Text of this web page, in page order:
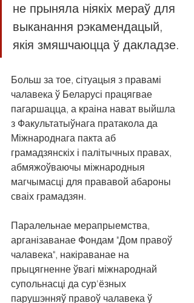
не прыняла ніякіх мераў для
выканання рэкамендацый,
якія змяшчаюцца ў дакладзе.
Больш за тое, сітуацыя з правамі
чалавека ў Беларусі працягвае
пагаршацца, а краіна нават выйшла
з Факультатыўнага пратакола да
Міжнароднага пакта аб
грамадзянскіх і палітычных правах,
абмяжоўваючы міжнародныя
магчымасці для прававой абароны
сваіх грамадзян.
Паралельнае мерапрыемства,
арганізаванае Фондам "Дом правоў
чалавека", накіраванае на
прыцягненне ўвагі міжнароднай
супольнасці да сур'ёзных
парушэнняў правоў чалавека ў